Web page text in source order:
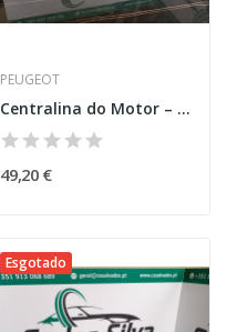
PEUGEOT
Centralina do Motor – PEUGEOT 207 (WA_, WC_)
49,20 €
Esgotado